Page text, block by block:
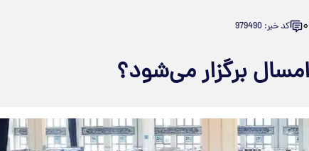
۰ کد خبر: 979490
برگزار می‌شود؟